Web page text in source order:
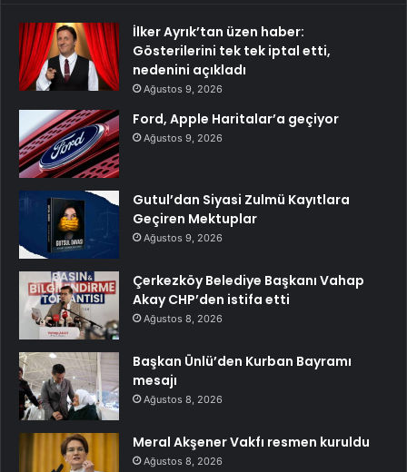
İlker Ayrık’tan üzen haber:
Gösterilerini tek tek iptal etti,
nedenini açıkladı
Ağustos 9, 2026
Ford, Apple Haritalar’a geçiyor
Ağustos 9, 2026
Gutul’dan Siyasi Zulmü Kayıtlara
Geçiren Mektuplar
Ağustos 9, 2026
Çerkezköy Belediye Başkanı Vahap
Akay CHP’den istifa etti
Ağustos 8, 2026
Başkan Ünlü’den Kurban Bayramı
mesajı
Ağustos 8, 2026
Meral Akşener Vakfı resmen kuruldu
Ağustos 8, 2026